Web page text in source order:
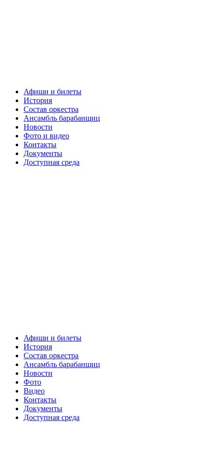
Афиши и билеты
История
Состав оркестра
Ансамбль барабанщиц
Новости
Фото и видео
Контакты
Документы
Доступная среда
Афиши и билеты
История
Состав оркестра
Ансамбль барабанщиц
Новости
Фото
Видео
Контакты
Документы
Доступная среда